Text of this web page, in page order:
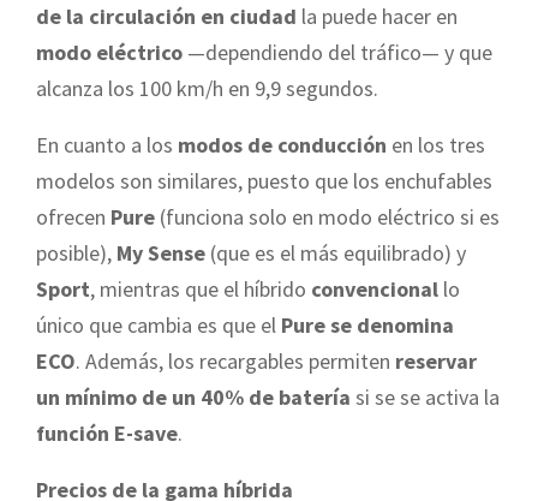
de la circulación en ciudad la puede hacer en
modo eléctrico —dependiendo del tráfico— y que
alcanza los 100 km/h en 9,9 segundos.
En cuanto a los modos de conducción en los tres
modelos son similares, puesto que los enchufables
ofrecen Pure (funciona solo en modo eléctrico si es
posible), My Sense (que es el más equilibrado) y
Sport, mientras que el híbrido convencional lo
único que cambia es que el Pure se denomina
ECO. Además, los recargables permiten reservar
un mínimo de un 40% de batería si se se activa la
función E-save.
Precios de la gama híbrida